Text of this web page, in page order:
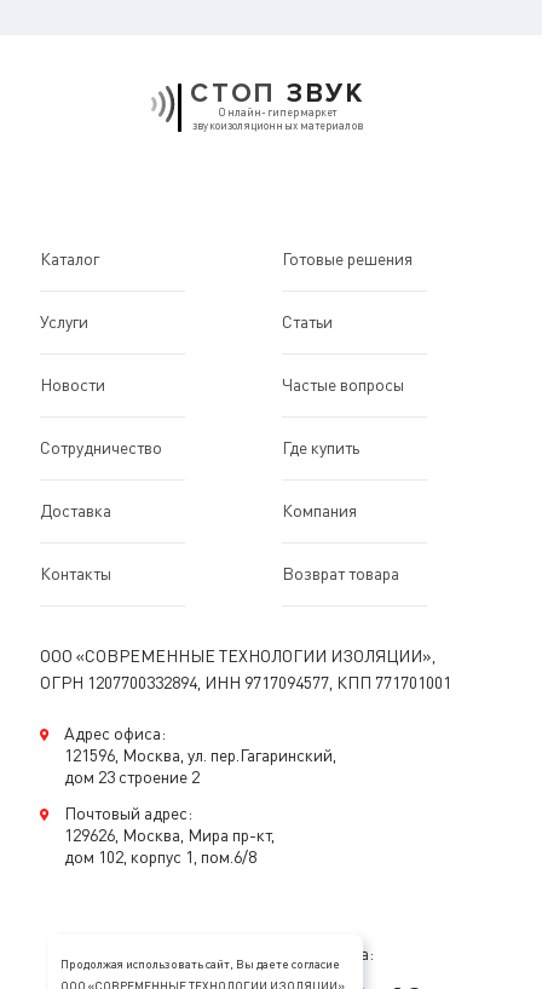
СТОП ЗВУК
Онлайн-гипермаркет
звукоизоляционных материалов
Каталог Готовые решения
Услуги Статьи
Новости Частые вопросы
Сотрудничество Где купить
Доставка Компания
Контакты Возврат товара
ООО «СОВРЕМЕННЫЕ ТЕХНОЛОГИИ ИЗОЛЯЦИИ»,
ОГРН 1207700332894, ИНН 9717094577, КПП 771701001
Адрес офиса:
121596, Москва, ул. пер.Гагаринский,
дом 23 строение 2
Почтовый адрес:
129626, Москва, Мира пр-кт,
дом 102, корпус 1, пом.6/8
Консультация специалиста:
Продолжая использовать сайт, Вы даете согласие
ООО «СОВРЕМЕННЫЕ ТЕХНОЛОГИИ ИЗОЛЯЦИИ»